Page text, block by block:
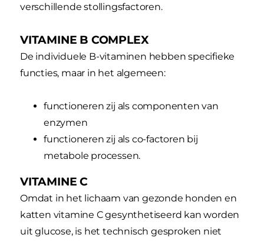
verschillende stollingsfactoren.
VITAMINE B COMPLEX
De individuele B-vitaminen hebben specifieke
functies, maar in het algemeen:
functioneren zij als componenten van
enzymen
functioneren zij als co-factoren bij
metabole processen.
VITAMINE C
Omdat in het lichaam van gezonde honden en
katten vitamine C gesynthetiseerd kan worden
uit glucose, is het technisch gesproken niet